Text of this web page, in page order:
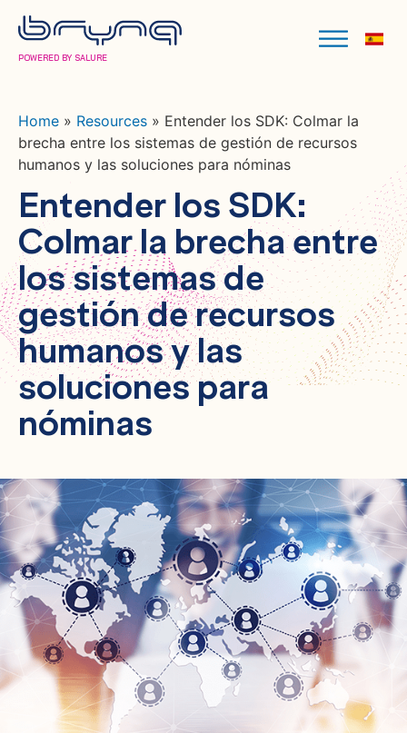
POWERED BY SALURE
Home » Resources » Entender los SDK: Colmar la
brecha entre los sistemas de gestión de recursos
humanos y las soluciones para nóminas
Entender los SDK:
Colmar la brecha entre
los sistemas de
gestión de recursos
humanos y las
soluciones para
nóminas